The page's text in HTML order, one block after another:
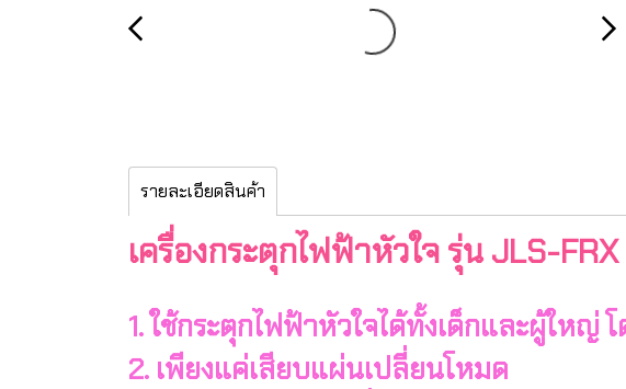
รายละเอียดสินค้า
เครื่องกระตุกไฟฟ้าหัวใจ รุ่น JLS-FRX
1. ใช้กระตุกไฟฟ้าหัวใจได้ทั้งเด็กและผู้ใหญ่
2. เพียงแค่เสียบแผ่นเปลี่ยนโหมด